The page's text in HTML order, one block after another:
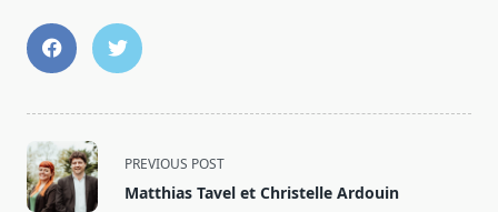
<span
class="nav-
subtitle
PREVIOUS POST
Matthias Tavel et Christelle Ardouin